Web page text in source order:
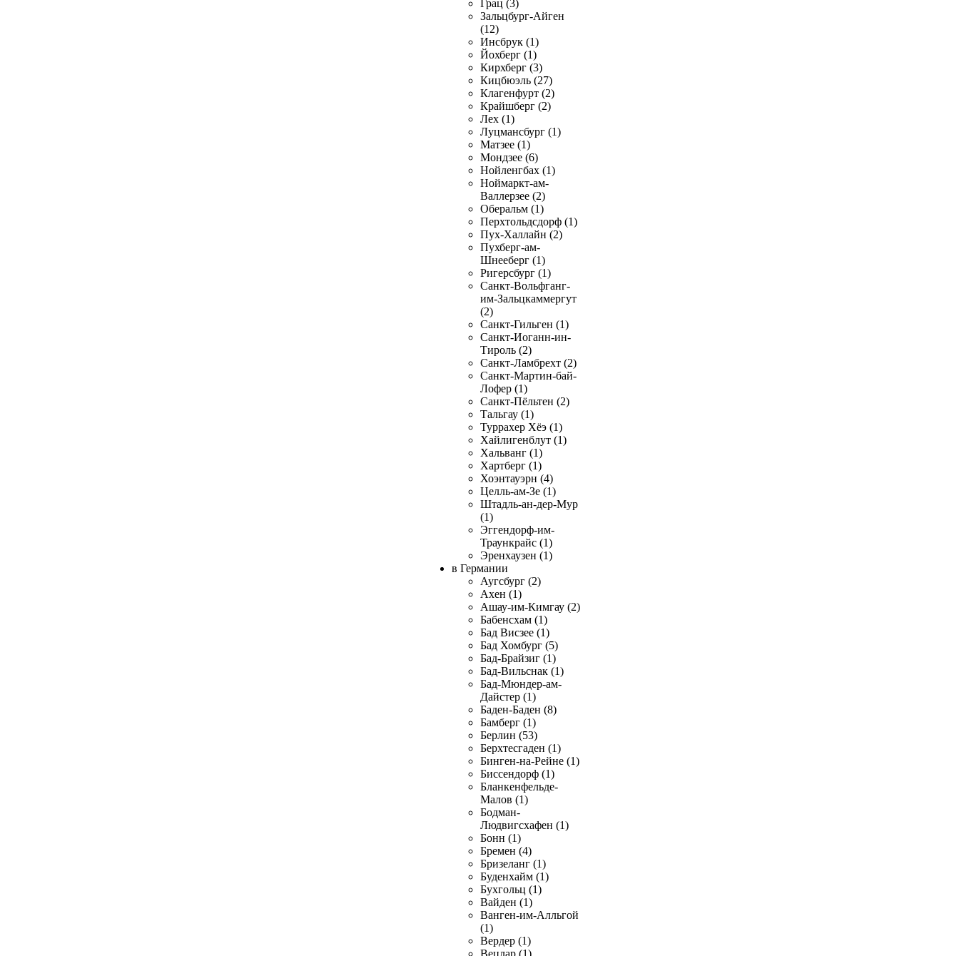
Грац (3)
Зальцбург-Айген
(12)
Инсбрук (1)
Йохберг (1)
Кирхберг (3)
Кицбюэль (27)
Клагенфурт (2)
Крайшберг (2)
Лех (1)
Луцмансбург (1)
Матзее (1)
Мондзее (6)
Нойленгбах (1)
Ноймаркт-ам-
Валлерзее (2)
Оберальм (1)
Перхтольдсдорф (1)
Пух-Халлайн (2)
Пухберг-ам-
Шнееберг (1)
Ригерсбург (1)
Санкт-Вольфганг-
им-Зальцкаммергут
(2)
Санкт-Гильген (1)
Санкт-Иоганн-ин-
Тироль (2)
Санкт-Ламбрехт (2)
Санкт-Мартин-бай-
Лофер (1)
Санкт-Пёльтен (2)
Тальгау (1)
Туррахер Хёэ (1)
Хайлигенблут (1)
Хальванг (1)
Хартберг (1)
Хоэнтауэрн (4)
Целль-ам-Зе (1)
Штадль-ан-дер-Мур
(1)
Эггендорф-им-
Траункрайс (1)
Эренхаузен (1)
в Германии
Аугсбург (2)
Ахен (1)
Ашау-им-Кимгау (2)
Бабенсхам (1)
Бад Висзее (1)
Бад Хомбург (5)
Бад-Брайзиг (1)
Бад-Вильснак (1)
Бад-Мюндер-ам-
Дайстер (1)
Баден-Баден (8)
Бамберг (1)
Берлин (53)
Берхтесгаден (1)
Бинген-на-Рейне (1)
Биссендорф (1)
Бланкенфельде-
Малов (1)
Бодман-
Людвигсхафен (1)
Бонн (1)
Бремен (4)
Бризеланг (1)
Буденхайм (1)
Бухгольц (1)
Вайден (1)
Ванген-им-Алльгой
(1)
Вердер (1)
Вецлар (1)